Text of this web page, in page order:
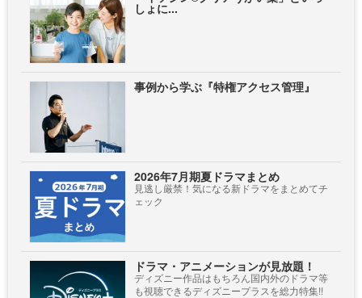
しょに...
事例から学ぶ『特権アクセス管理』
2026年7月期夏ドラマまとめ
見逃し厳禁！気になる新ドラマをまとめてチ
ェック
ドラマ・アニメーションが見放題！
ディズニー作品はもちろん国内外のドラマ等
も視聴できるディズニープラスを総力特集!!